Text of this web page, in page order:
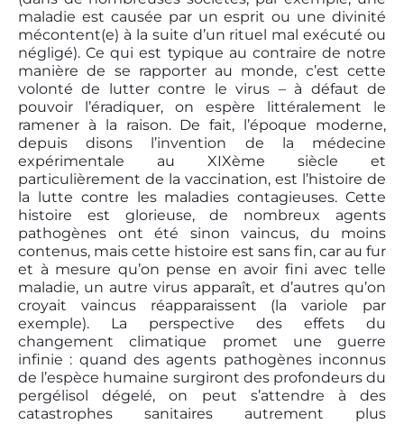
maladie est causée par un esprit ou une divinité
mécontent(e) à la suite d’un rituel mal exécuté ou
négligé). Ce qui est typique au contraire de notre
manière de se rapporter au monde, c’est cette
volonté de lutter contre le virus – à défaut de
pouvoir l’éradiquer, on espère littéralement le
ramener à la raison. De fait, l’époque moderne,
depuis disons l’invention de la médecine
expérimentale au XIXème siècle et
particulièrement de la vaccination, est l’histoire de
la lutte contre les maladies contagieuses. Cette
histoire est glorieuse, de nombreux agents
pathogènes ont été sinon vaincus, du moins
contenus, mais cette histoire est sans fin, car au fur
et à mesure qu’on pense en avoir fini avec telle
maladie, un autre virus apparaît, et d’autres qu’on
croyait vaincus réapparaissent (la variole par
exemple). La perspective des effets du
changement climatique promet une guerre
infinie : quand des agents pathogènes inconnus
de l’espèce humaine surgiront des profondeurs du
pergélisol dégelé, on peut s’attendre à des
catastrophes sanitaires autrement plus